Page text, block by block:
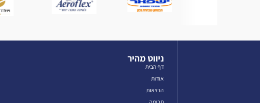
ניווט מהיר
דף הבית
אודות
הרצאות